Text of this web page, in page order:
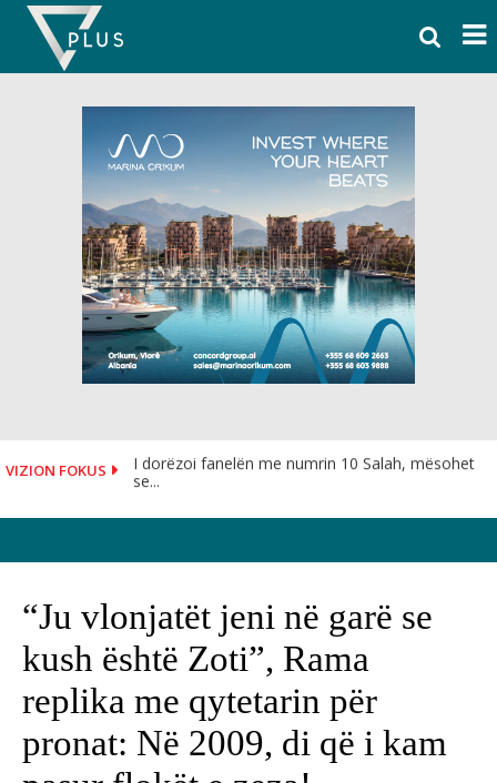
Skip
content
VIZION FOKUS
I dorëzoi fanelën me numrin 10 Salah, mësohet
se...
“Ju vlonjatët jeni në garë se
kush është Zoti”, Rama
replika me qytetarin për
pronat: Në 2009, di që i kam